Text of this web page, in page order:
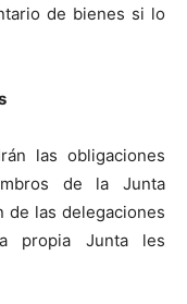
de bienes si lo
las obligaciones
de la Junta
de las delegaciones
propia Junta les